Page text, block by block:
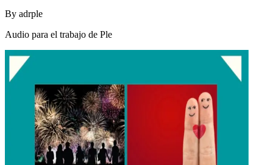
By adrple
Audio para el trabajo de Ple